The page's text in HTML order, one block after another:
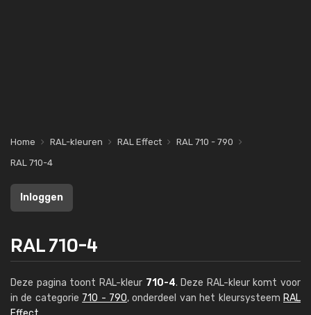
Home RAL-kleuren RAL Effect
RAL 710 - 790
RAL 710-4
Inloggen
RAL 710-4
Deze pagina toont RAL-kleur 710-4. Deze RAL-kleur komt voor
in de categorie 710 - 790, onderdeel van het kleursysteem RAL